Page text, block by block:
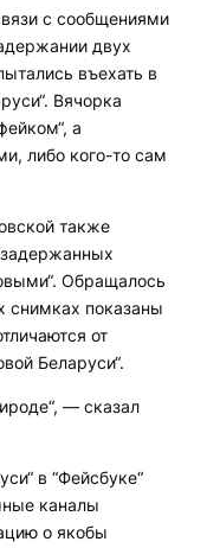
с сообщениями
двух
въехать в
Вячорка
а
либо кого-то сам
также
Обращалось
снимках показаны
от
Беларуси“.
— сказал
в “Фейсбуке“
каналы
о якобы